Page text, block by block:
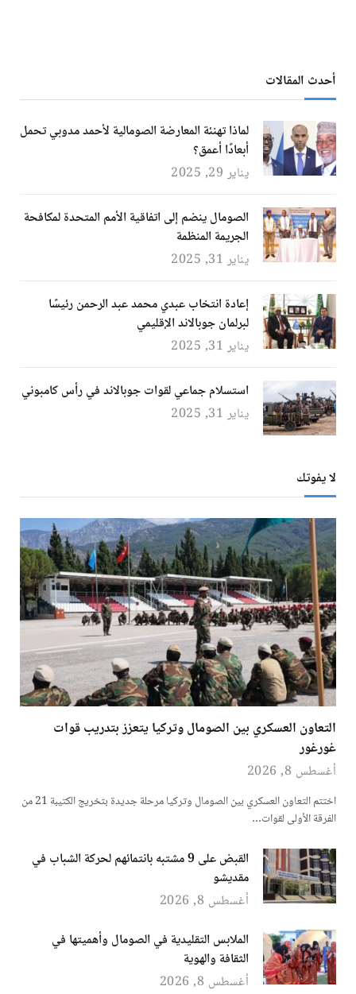
أحدث المقالات
لماذا تهنئة المعارضة الصومالية لأحمد مدوبي تحمل
أبعادًا أعمق؟
يناير 29, 2025
الصومال ينضم إلى اتفاقية الأمم المتحدة لمكافحة
الجريمة المنظمة
يناير 31, 2025
إعادة انتخاب عبدي محمد عبد الرحمن رئيسًا
لبرلمان جوبالاند الإقليمي
يناير 31, 2025
استسلام جماعي لقوات جوبالاند في رأس كامبوني
يناير 31, 2025
لا يفوتك
التعاون العسكري بين الصومال وتركيا يتعزز بتدريب قوات
غورغور
أغسطس 8, 2026
اختتم التعاون العسكري بين الصومال وتركيا مرحلة جديدة بتخريج الكتيبة 21 من
الفرقة الأولى لقوات…
القبض على 9 مشتبه بانتمائهم لحركة الشباب في
مقديشو
أغسطس 8, 2026
الملابس التقليدية في الصومال وأهميتها في
الثقافة والهوية
أغسطس 8, 2026